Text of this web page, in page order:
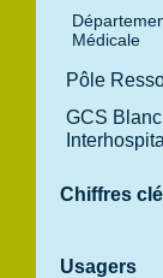
Médicale
Pôle
GCS
Chiffres
Usagers